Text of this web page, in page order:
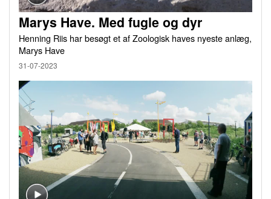
Marys Have. Med fugle og dyr
Henning Riis har besøgt et af Zoologisk haves nyeste anlæg,
Marys Have
31-07-2023